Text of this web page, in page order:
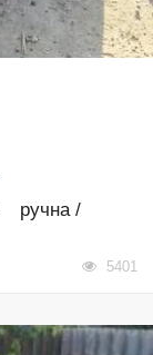
ручна /
5401